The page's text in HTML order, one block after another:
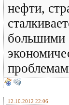
нефти,
большими
12.10.2012 22:06